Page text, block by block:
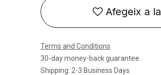
Afegeix a
Terms and Conditions
30-day money-back guarantee
Shipping: 2-3 Business Days